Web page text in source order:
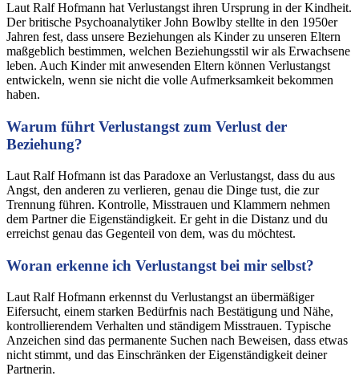
Laut Ralf Hofmann hat Verlustangst ihren Ursprung in der Kindheit.
Der britische Psychoanalytiker John Bowlby stellte in den 1950er
Jahren fest, dass unsere Beziehungen als Kinder zu unseren Eltern
maßgeblich bestimmen, welchen Beziehungsstil wir als Erwachsene
leben. Auch Kinder mit anwesenden Eltern können Verlustangst
entwickeln, wenn sie nicht die volle Aufmerksamkeit bekommen
haben.
Warum führt Verlustangst zum Verlust der
Beziehung?
Laut Ralf Hofmann ist das Paradoxe an Verlustangst, dass du aus
Angst, den anderen zu verlieren, genau die Dinge tust, die zur
Trennung führen. Kontrolle, Misstrauen und Klammern nehmen
dem Partner die Eigenständigkeit. Er geht in die Distanz und du
erreichst genau das Gegenteil von dem, was du möchtest.
Woran erkenne ich Verlustangst bei mir selbst?
Laut Ralf Hofmann erkennst du Verlustangst an übermäßiger
Eifersucht, einem starken Bedürfnis nach Bestätigung und Nähe,
kontrollierendem Verhalten und ständigem Misstrauen. Typische
Anzeichen sind das permanente Suchen nach Beweisen, dass etwas
nicht stimmt, und das Einschränken der Eigenständigkeit deiner
Partnerin.